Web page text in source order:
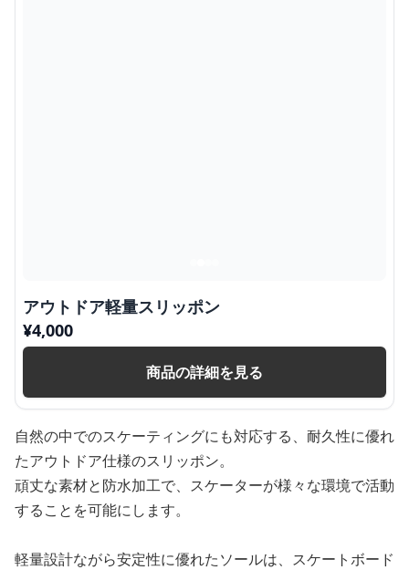
アウトドア軽量スリッポン
¥4,000
商品の詳細を見る
自然の中でのスケーティングにも対応する、耐久性に優れ
たアウトドア仕様のスリッポン。
頑丈な素材と防水加工で、スケーターが様々な環境で活動
することを可能にします。
軽量設計ながら安定性に優れたソールは、スケートボード